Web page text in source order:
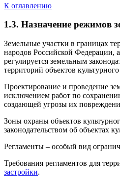
К оглавлению
1.3. Назначение режимов
Земельные участки в границах
народов Российской Федерации,
регулируется земельным
территорий объектов
Проектирование и проведение
исключением работ по
создающей угрозы их
Зоны охраны объектов
законодательством об объектах
Регламенты – особый вид
Требования регламентов для
застройки.